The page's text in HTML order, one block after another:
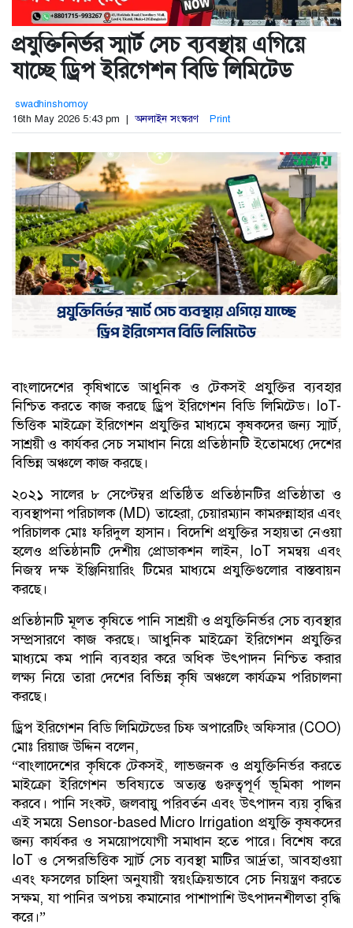
প্রযুক্তিনির্ভর স্মার্ট সেচ ব্যবস্থায় এগিয়ে
যাচ্ছে ড্রিপ ইরিগেশন বিডি লিমিটেড
swadhinshomoy
16th May 2026 5:43 pm | অনলাইন সংস্করণ Print
বাংলাদেশের কৃষিখাতে আধুনিক ও টেকসই প্রযুক্তির ব্যবহার
নিশ্চিত করতে কাজ করছে ড্রিপ ইরিগেশন বিডি লিমিটেড। IoT-
ভিত্তিক মাইক্রো ইরিগেশন প্রযুক্তির মাধ্যমে কৃষকদের জন্য স্মার্ট,
সাশ্রয়ী ও কার্যকর সেচ সমাধান নিয়ে প্রতিষ্ঠানটি ইতোমধ্যে দেশের
বিভিন্ন অঞ্চলে কাজ করছে।
২০২১ সালের ৮ সেপ্টেম্বর প্রতিষ্ঠিত প্রতিষ্ঠানটির প্রতিষ্ঠাতা ও
ব্যবস্থাপনা পরিচালক (MD) তাহেরা, চেয়ারম্যান কামরুন্নাহার এবং
পরিচালক মোঃ ফরিদুল হাসান। বিদেশি প্রযুক্তির সহায়তা নেওয়া
হলেও প্রতিষ্ঠানটি দেশীয় প্রোডাকশন লাইন, IoT সমন্বয় এবং
নিজস্ব দক্ষ ইঞ্জিনিয়ারিং টিমের মাধ্যমে প্রযুক্তিগুলোর বাস্তবায়ন
করছে।
প্রতিষ্ঠানটি মূলত কৃষিতে পানি সাশ্রয়ী ও প্রযুক্তিনির্ভর সেচ ব্যবস্থার
সম্প্রসারণে কাজ করছে। আধুনিক মাইক্রো ইরিগেশন প্রযুক্তির
মাধ্যমে কম পানি ব্যবহার করে অধিক উৎপাদন নিশ্চিত করার
লক্ষ্য নিয়ে তারা দেশের বিভিন্ন কৃষি অঞ্চলে কার্যক্রম পরিচালনা
করছে।
ড্রিপ ইরিগেশন বিডি লিমিটেডের চিফ অপারেটিং অফিসার (COO)
মোঃ রিয়াজ উদ্দিন বলেন,
“বাংলাদেশের কৃষিকে টেকসই, লাভজনক ও প্রযুক্তিনির্ভর করতে
মাইক্রো ইরিগেশন ভবিষ্যতে অত্যন্ত গুরুত্বপূর্ণ ভূমিকা পালন
করবে। পানি সংকট, জলবায়ু পরিবর্তন এবং উৎপাদন ব্যয় বৃদ্ধির
এই সময়ে Sensor-based Micro Irrigation প্রযুক্তি কৃষকদের
জন্য কার্যকর ও সময়োপযোগী সমাধান হতে পারে। বিশেষ করে
IoT ও সেন্সরভিত্তিক স্মার্ট সেচ ব্যবস্থা মাটির আর্দ্রতা, আবহাওয়া
এবং ফসলের চাহিদা অনুযায়ী স্বয়ংক্রিয়ভাবে সেচ নিয়ন্ত্রণ করতে
সক্ষম, যা পানির অপচয় কমানোর পাশাপাশি উৎপাদনশীলতা বৃদ্ধি
করে।”